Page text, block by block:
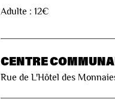
Adulte : 12€
CENTRE
Rue de L'Hôtel des